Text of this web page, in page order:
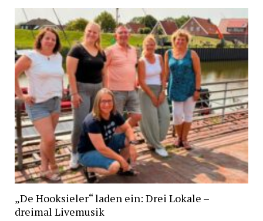
„De Hooksieler“ laden ein: Drei Lokale –
dreimal Livemusik